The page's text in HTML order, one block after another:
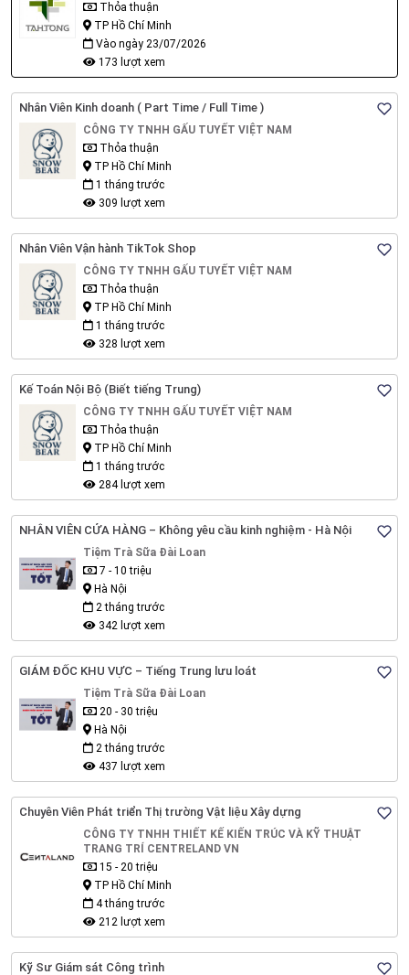
Thỏa thuận
TP Hồ Chí Minh
Vào ngày 23/07/2026
173 lượt xem
Nhân Viên Kinh doanh ( Part Time / Full Time )
CÔNG TY TNHH GẤU TUYẾT VIỆT NAM
Thỏa thuận
TP Hồ Chí Minh
1 tháng trước
309 lượt xem
Nhân Viên Vận hành TikTok Shop
CÔNG TY TNHH GẤU TUYẾT VIỆT NAM
Thỏa thuận
TP Hồ Chí Minh
1 tháng trước
328 lượt xem
Kế Toán Nội Bộ (Biết tiếng Trung)
CÔNG TY TNHH GẤU TUYẾT VIỆT NAM
Thỏa thuận
TP Hồ Chí Minh
1 tháng trước
284 lượt xem
NHÂN VIÊN CỬA HÀNG – Không yêu cầu kinh nghiệm - Hà Nội
Tiệm Trà Sữa Đài Loan
7 - 10 triệu
Hà Nội
2 tháng trước
342 lượt xem
GIÁM ĐỐC KHU VỰC – Tiếng Trung lưu loát
Tiệm Trà Sữa Đài Loan
20 - 30 triệu
Hà Nội
2 tháng trước
437 lượt xem
Chuyên Viên Phát triển Thị trường Vật liệu Xây dựng
CÔNG TY TNHH THIẾT KẾ KIẾN TRÚC VÀ KỸ THUẬT
TRANG TRÍ CENTRELAND VN
15 - 20 triệu
TP Hồ Chí Minh
4 tháng trước
212 lượt xem
Kỹ Sư Giám sát Công trình